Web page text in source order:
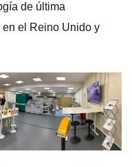
de última
el Reino Unido y